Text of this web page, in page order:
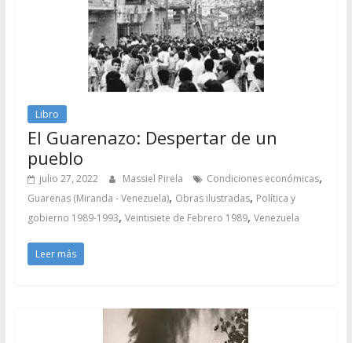
Libro
El Guarenazo: Despertar de un
pueblo
julio 27, 2022 Massiel Pirela Condiciones económicas,
Guarenas (Miranda - Venezuela), Obras ilustradas, Política y
gobierno 1989-1993, Veintisiete de Febrero 1989, Venezuela
Leer más